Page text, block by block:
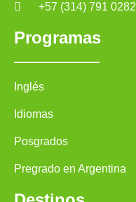
+57 (314) 791 0282
Programas
Inglés
Idiomas
Posgrados
Pregrado en Argentina